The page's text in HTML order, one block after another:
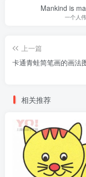
Mankind is
一个人
上一篇
卡通青蛙简笔画的画法
相关推荐